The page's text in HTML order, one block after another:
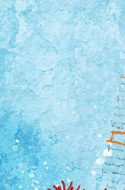
Tutti i viaggi